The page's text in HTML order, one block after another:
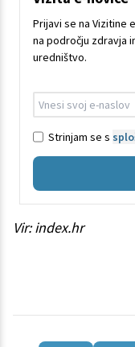
Prijavi se na Vizitine
na področju zdravja
uredništvo.
Strinjam se s
Vir: index.hr